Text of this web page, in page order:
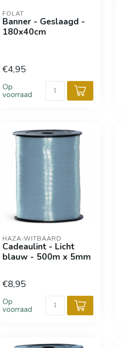
FOLAT
Banner - Geslaagd -
180x40cm
€4,95
Op
voorraad
HAZA-WITBAARD
Cadeaulint - Licht
blauw - 500m x 5mm
€8,95
Op
voorraad